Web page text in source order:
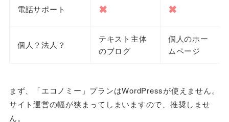
電話サポート ✖ ✖
個人？法人？
テキスト主体
のブログ
個人のホー
ムページ
まず、「エコノミー」プランはWordPressが使えません。
サイト運営の幅が狭まってしまいますので、推奨しませ
ん。